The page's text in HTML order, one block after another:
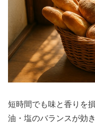
短時間でも味と香りを
油・塩のバランスが効